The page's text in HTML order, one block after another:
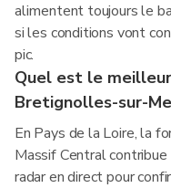
alimentent toujours le
si les conditions vont
pic.
Quel est le
Bretignolles-sur-
En Pays de la Loire, la
Massif Central
radar en direct pour